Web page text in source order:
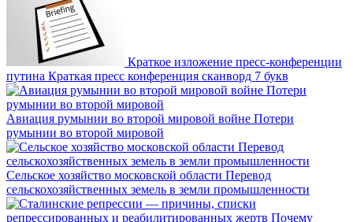
Краткое изложение пресс-конференции
путина Краткая пресс конференция сканворд 7 букв
Авиация румынии во второй мировой войне Потери
румынии во второй мировой
Сельское хозяйство московской области Перевод
сельскохозяйственных земель в земли промышленности